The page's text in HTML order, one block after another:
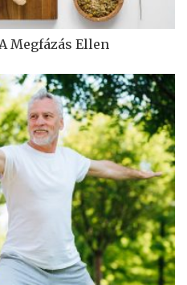
Megfázás Ellen